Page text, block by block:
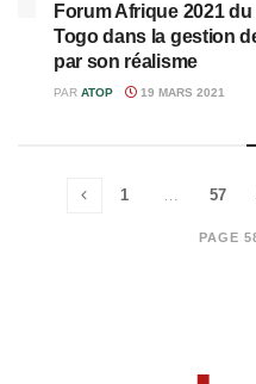
Forum Afrique 2021
Togo dans la gestion
par son réalisme
PAR ATOP 19 MARS 2021
PAGE
1 … 57